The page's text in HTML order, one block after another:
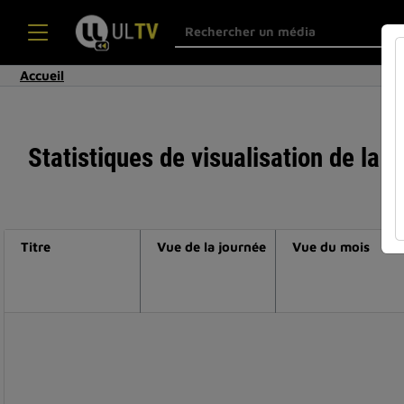
Accueil
Statistiques de visualisation de la
Titre Vue de la journée Vue du mois